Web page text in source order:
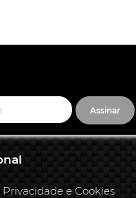
Assinar
e Cookies